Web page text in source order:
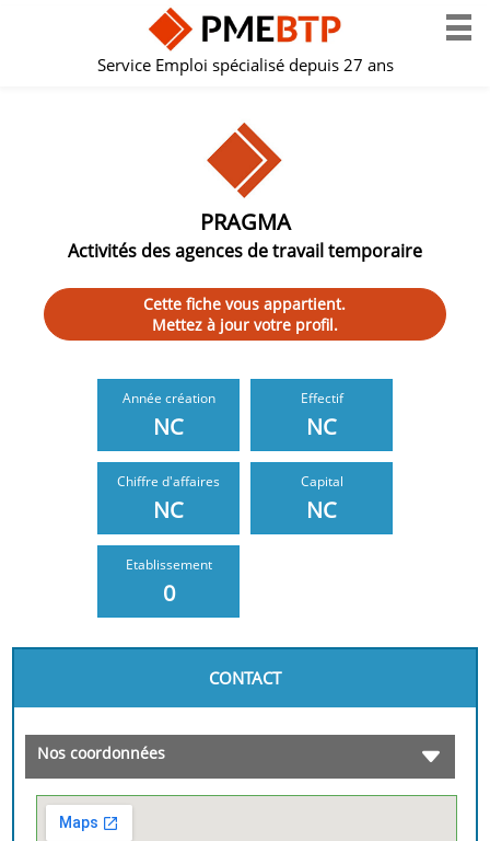
Service Emploi spécialisé depuis 27 ans
PRAGMA
Activités des agences de travail temporaire
Cette fiche vous appartient.
Mettez à jour votre profil.
Année création
NC
Effectif
NC
Chiffre d'affaires
NC
Capital
NC
Etablissement
0
CONTACT
Nos coordonnées